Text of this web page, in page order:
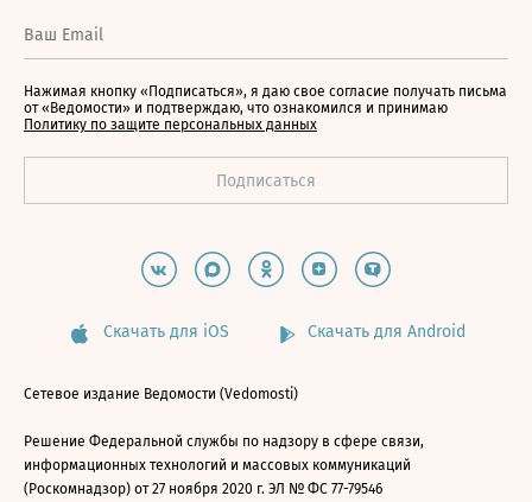
Нажимая кнопку «Подписаться», я даю свое согласие получать письма
от «Ведомости» и подтверждаю, что ознакомился и принимаю
Политику по защите персональных данных
Скачать для iOS Скачать для Android
Сетевое издание Ведомости (Vedomosti)
Решение Федеральной службы по надзору в сфере связи,
информационных технологий и массовых коммуникаций
(Роскомнадзор) от 27 ноября 2020 г. ЭЛ № ФС 77-79546